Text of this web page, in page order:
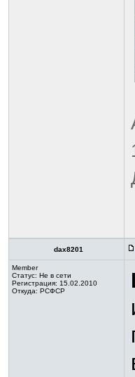
dax8201
Member
Статус: Не в сети
Регистрация: 15.02.2010
Откуда: РСФСР